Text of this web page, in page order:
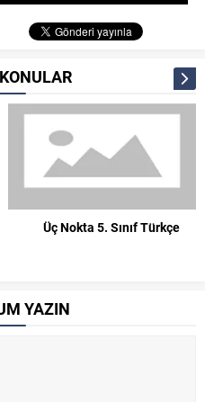
Üç Nokta 5. Sınıf Türkçe
YAZIN